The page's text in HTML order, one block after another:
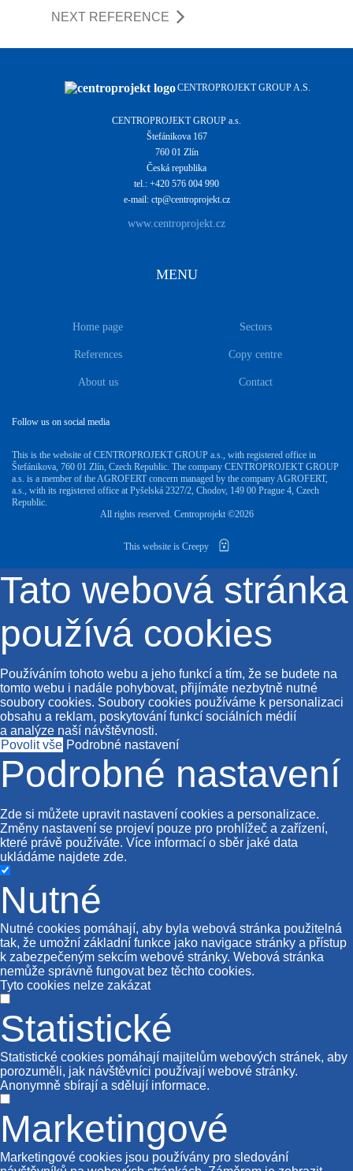
NEXT REFERENCE
CENTROPROJEKT GROUP A.S.
CENTROPROJEKT GROUP a.s.
Štefánikova 167
760 01 Zlín
Česká republika
tel.: +420 576 004 990
e-mail: ctp@centroprojekt.cz
www.centroprojekt.cz
MENU
Home page Sectors
References Copy centre
About us Contact
Follow us on social media
This is the website of CENTROPROJEKT GROUP a.s., with registered office in
Štefánikova, 760 01 Zlín, Czech Republic. The company CENTROPROJEKT GROUP
a.s. is a member of the AGROFERT concern managed by the company AGROFERT,
a.s., with its registered office at Pyšelská 2327/2, Chodov, 149 00 Prague 4, Czech
Republic.
All rights reserved. Centroprojekt ©2026
This website is Creepy
Tato webová stránka
používá cookies
Používáním tohoto webu a jeho funkcí a tím, že se budete na
tomto webu i nadále pohybovat, přijímáte nezbytně nutné
soubory cookies. Soubory cookies používáme k personalizaci
obsahu a reklam, poskytování funkcí sociálních médií
a analýze naší návštěvnosti.
Povolit vše Podrobné nastavení
Podrobné nastavení
Zde si můžete upravit nastavení cookies a personalizace.
Změny nastavení se projeví pouze pro prohlížeč a zařízení,
které právě používáte. Více informací o sběr jaké data
ukládáme najdete zde.
Nutné
Nutné cookies pomáhají, aby byla webová stránka použitelná
tak, že umožní základní funkce jako navigace stránky a přístup
k zabezpečeným sekcím webové stránky. Webová stránka
nemůže správně fungovat bez těchto cookies.
Tyto cookies nelze zakázat
Statistické
Statistické cookies pomáhají majitelům webových stránek, aby
porozuměli, jak návštěvníci používají webové stránky.
Anonymně sbírají a sdělují informace.
Marketingové
Marketingové cookies jsou používány pro sledování